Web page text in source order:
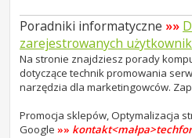
Poradniki informatyczne »»
zarejestrowanych
Na stronie znajdziesz porady
dotyczące technik promowania
narzędzia dla marketingowców.
Promocja sklepów, Optymalizacja
Google »»